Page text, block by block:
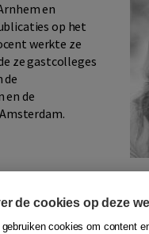
en
op het
werkte ze
ze gastcolleges
de
en de
de cookies op deze
gebruiken cookies om content